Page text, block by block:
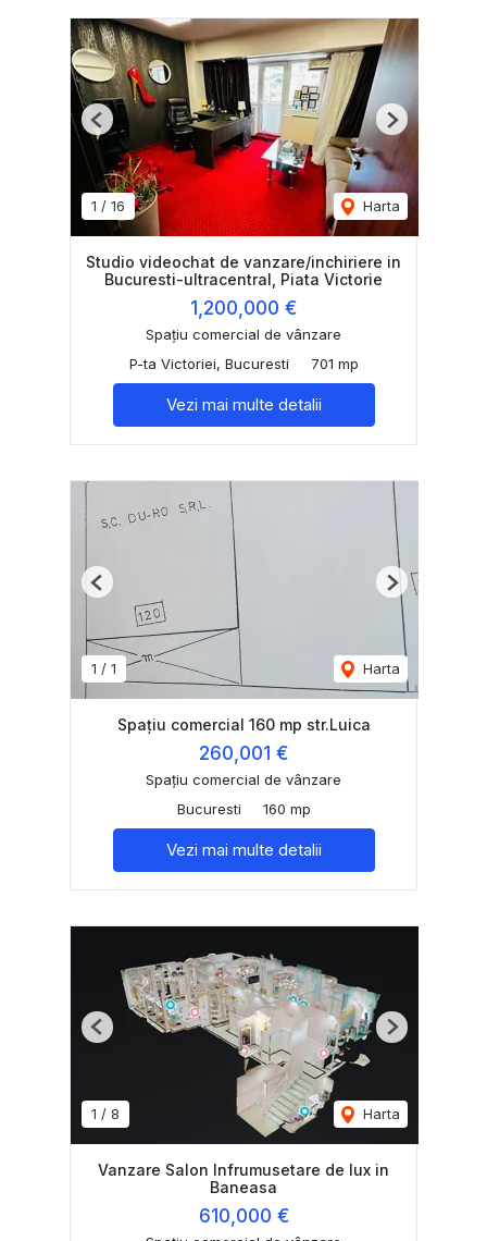
1 / 16 Harta
Previous Next
Studio videochat de vanzare/inchiriere in
Bucuresti-ultracentral, Piata Victorie
1,200,000 €
Spațiu comercial de vânzare
P-ta Victoriei, Bucuresti
701 mp
Vezi mai multe detalii
1 / 1 Harta
Previous Next
Spațiu comercial 160 mp str.Luica
260,001 €
Spațiu comercial de vânzare
Bucuresti
160 mp
Vezi mai multe detalii
1 / 8 Harta
Previous Next
Vanzare Salon Infrumusetare de lux in
Baneasa
610,000 €